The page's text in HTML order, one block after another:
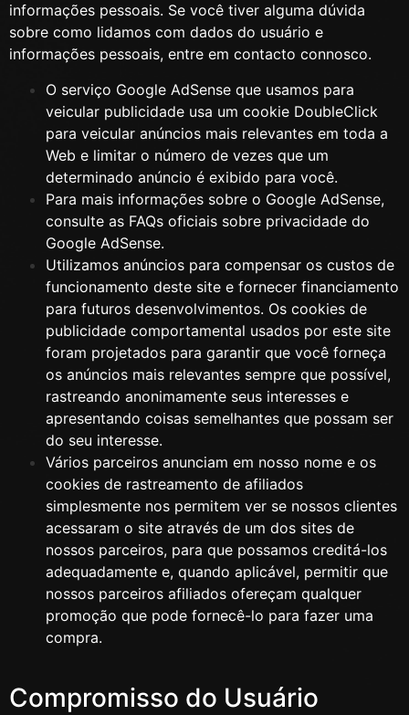
informações pessoais. Se você tiver alguma dúvida
sobre como lidamos com dados do usuário e
informações pessoais, entre em contacto connosco.
O serviço Google AdSense que usamos para
veicular publicidade usa um cookie DoubleClick
para veicular anúncios mais relevantes em toda a
Web e limitar o número de vezes que um
determinado anúncio é exibido para você.
Para mais informações sobre o Google AdSense,
consulte as FAQs oficiais sobre privacidade do
Google AdSense.
Utilizamos anúncios para compensar os custos de
funcionamento deste site e fornecer financiamento
para futuros desenvolvimentos. Os cookies de
publicidade comportamental usados ​​por este site
foram projetados para garantir que você forneça
os anúncios mais relevantes sempre que possível,
rastreando anonimamente seus interesses e
apresentando coisas semelhantes que possam ser
do seu interesse.
Vários parceiros anunciam em nosso nome e os
cookies de rastreamento de afiliados
simplesmente nos permitem ver se nossos clientes
acessaram o site através de um dos sites de
nossos parceiros, para que possamos creditá-los
adequadamente e, quando aplicável, permitir que
nossos parceiros afiliados ofereçam qualquer
promoção que pode fornecê-lo para fazer uma
compra.
Compromisso do Usuário